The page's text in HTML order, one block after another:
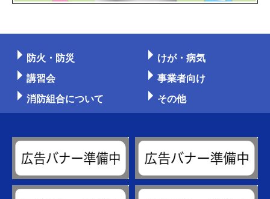
防火・防災
けが・病気
講習会
事業者向け
消防組合について
その他